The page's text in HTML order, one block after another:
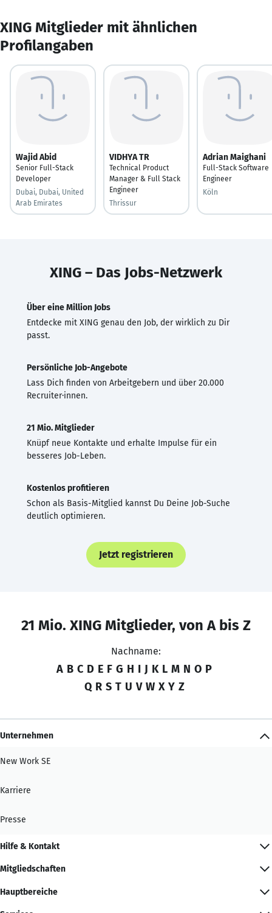
XING Mitglieder mit ähnlichen
Profilangaben
Wajid Abid
Senior Full-Stack
Developer
Dubai, Dubai, United
Arab Emirates
VIDHYA TR
Technical Product
Manager & Full Stack
Engineer
Thrissur
Adrian Maighani
Full-Stack Software
Engineer
Köln
XING – Das Jobs-Netzwerk
Über eine Million Jobs
Entdecke mit XING genau den Job, der wirklich zu Dir
passt.
Persönliche Job-Angebote
Lass Dich finden von Arbeitgebern und über 20.000
Recruiter·innen.
21 Mio. Mitglieder
Knüpf neue Kontakte und erhalte Impulse für ein
besseres Job-Leben.
Kostenlos profitieren
Schon als Basis-Mitglied kannst Du Deine Job-Suche
deutlich optimieren.
Jetzt registrieren
21 Mio. XING Mitglieder, von A bis Z
Nachname:
A B C D E F G H I J K L M N O P
Q R S T U V W X Y Z
Unternehmen
New Work SE
Karriere
Presse
Hilfe & Kontakt
Mitgliedschaften
Hauptbereiche